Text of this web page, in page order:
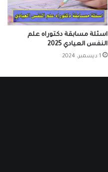
اسئلة مسابقة دكتوراه علم
النفس العيادي 2025
1 ديسمبر، 2024